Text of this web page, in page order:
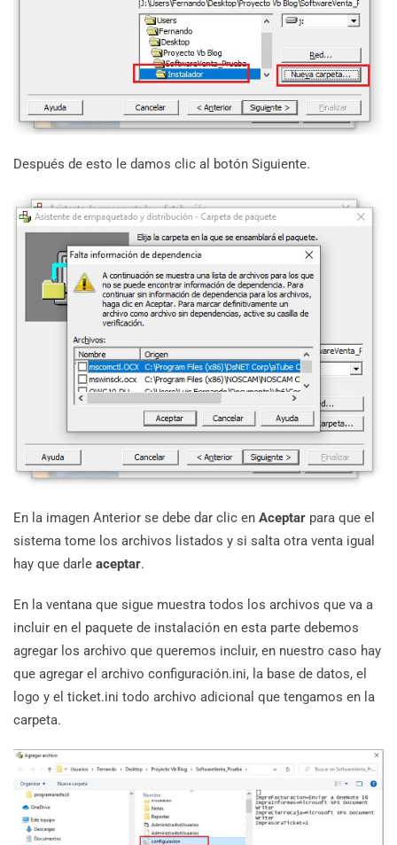
Después de esto le damos clic al botón Siguiente.
En la imagen Anterior se debe dar clic en Aceptar para que el
sistema tome los archivos listados y si salta otra venta igual
hay que darle aceptar.
En la ventana que sigue muestra todos los archivos que va a
incluir en el paquete de instalación en esta parte debemos
agregar los archivo que queremos incluir, en nuestro caso hay
que agregar el archivo configuración.ini, la base de datos, el
logo y el ticket.ini todo archivo adicional que tengamos en la
carpeta.